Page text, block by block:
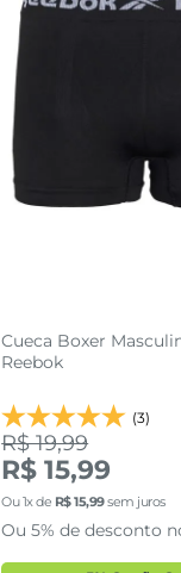
Cueca Boxer
Reebok
(3)
R$ 19,99
R$ 15,99
Ou1x de R$15,99sem juros
Ou 5% de desconto
38 40 42
48